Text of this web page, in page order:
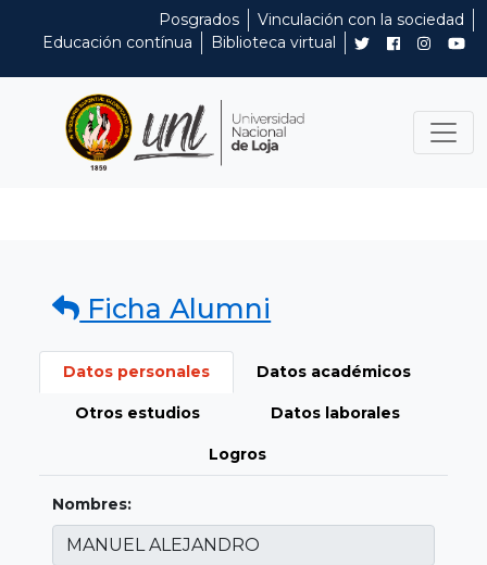
Posgrados
Vinculación con la sociedad
Educación contínua
Biblioteca virtual
Ficha Alumni
Datos personales Datos académicos
Otros estudios Datos laborales
Logros
Nombres: